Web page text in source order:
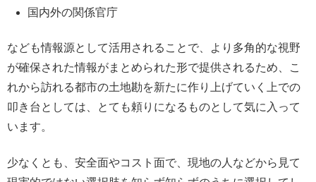
国内外の関係官庁
なども情報源として活用されることで、より多角的な視野
が確保された情報がまとめられた形で提供されるため、こ
れから訪れる都市の土地勘を新たに作り上げていく上での
叩き台としては、とても頼りになるものとして気に入って
います。
少なくとも、安全面やコスト面で、現地の人などから見て